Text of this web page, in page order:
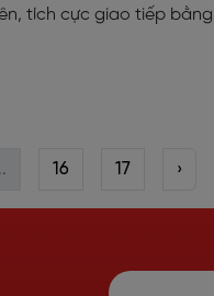
tích cực giao tiếp bằng
16 17 ›